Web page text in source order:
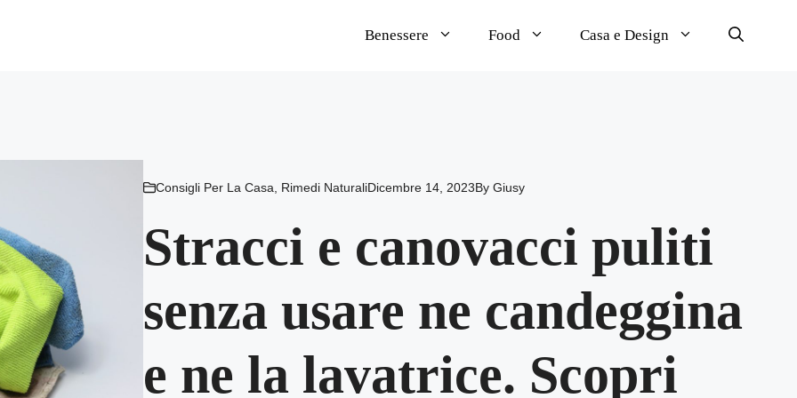
Benessere Food Casa e Design
Consigli Per La Casa Rimedi NaturaliDicembre 14, 2023By Giusy
Stracci e canovacci puliti
senza usare ne candeggina
e ne la lavatrice. Scopri